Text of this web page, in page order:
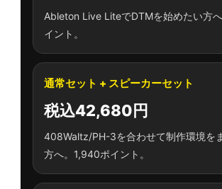
Ableton Live LiteでDTMを始めたい方
イント。
通常セット + スピーカーセット
税込42,680円
408Waltz/PH-3を合わせて制作環境を
方へ。1,940ポイント。